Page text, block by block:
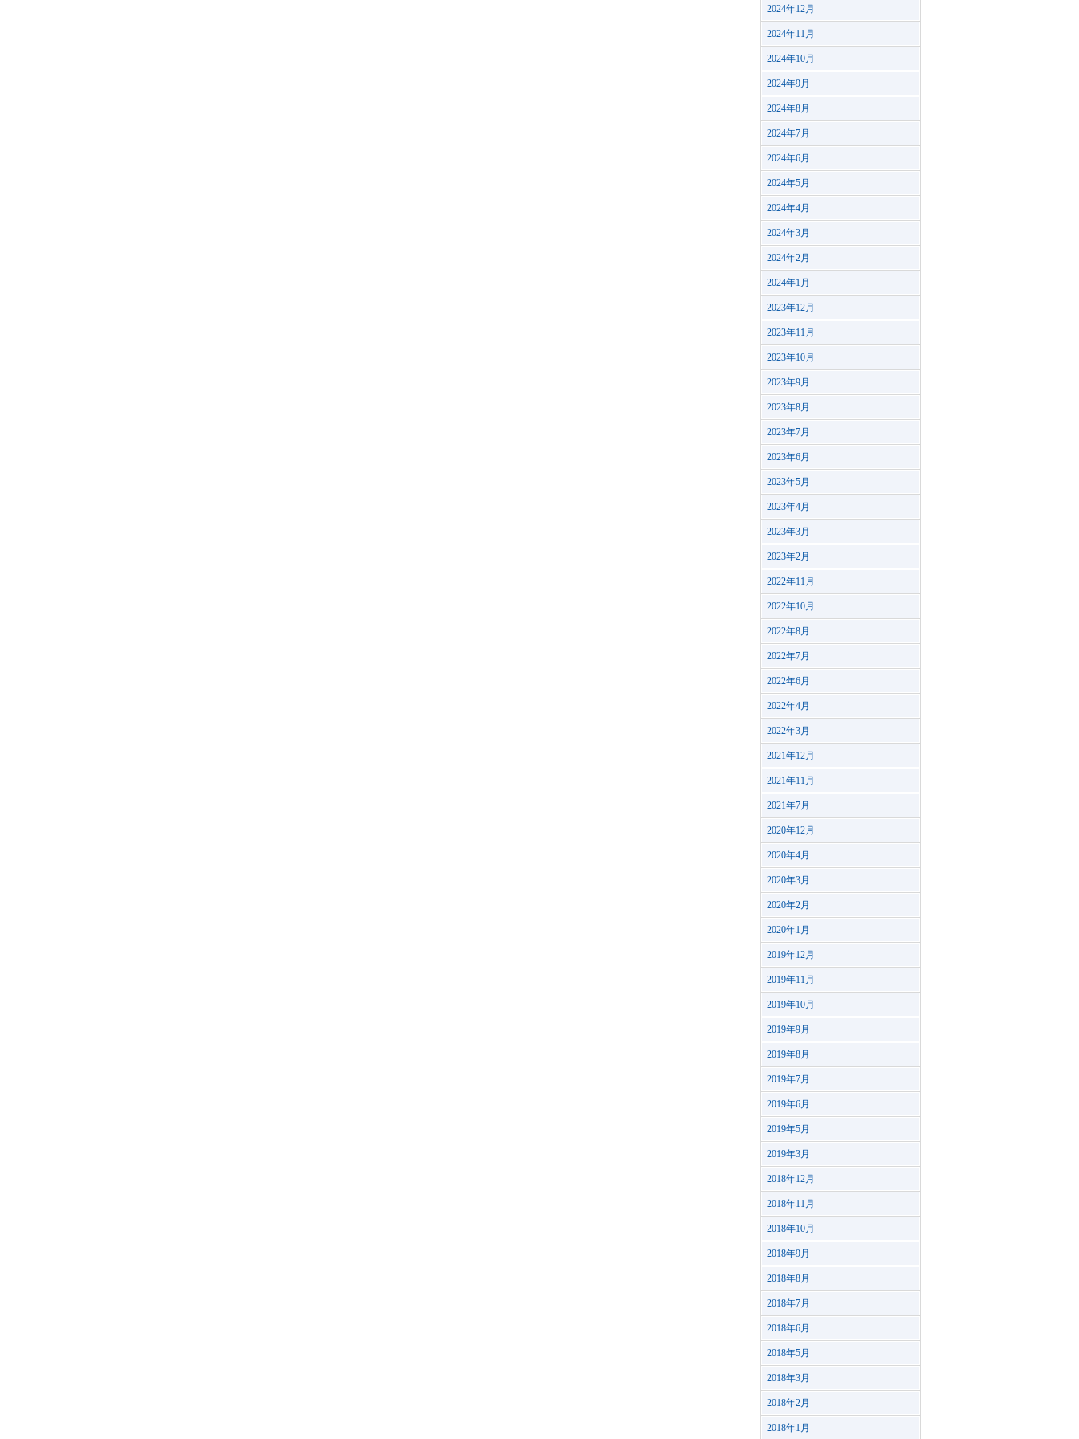
2024年12月
2024年11月
2024年10月
2024年9月
2024年8月
2024年7月
2024年6月
2024年5月
2024年4月
2024年3月
2024年2月
2024年1月
2023年12月
2023年11月
2023年10月
2023年9月
2023年8月
2023年7月
2023年6月
2023年5月
2023年4月
2023年3月
2023年2月
2022年11月
2022年10月
2022年8月
2022年7月
2022年6月
2022年4月
2022年3月
2021年12月
2021年11月
2021年7月
2020年12月
2020年4月
2020年3月
2020年2月
2020年1月
2019年12月
2019年11月
2019年10月
2019年9月
2019年8月
2019年7月
2019年6月
2019年5月
2019年3月
2018年12月
2018年11月
2018年10月
2018年9月
2018年8月
2018年7月
2018年6月
2018年5月
2018年3月
2018年2月
2018年1月